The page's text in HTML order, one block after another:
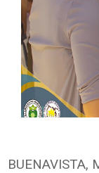
BUENAVISTA,